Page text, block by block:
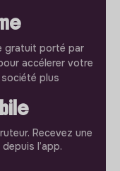
gratuit porté par
accélerer votre
plus
Recevez une
l’app.